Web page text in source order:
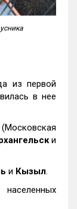
из первой
в нее
(Московская
и
и Кызыл.